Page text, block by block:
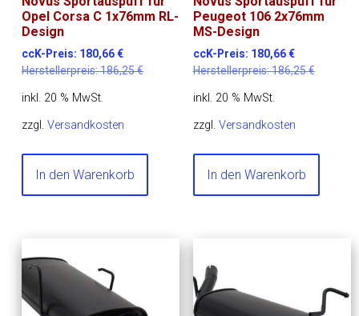
Opel Corsa C 1x76mm RL-
Design
ccK-Preis: 180,66€
Herstellerpreis:186,25€
inkl. 20 % MwSt.
zzgl.Versandkosten
In den Warenkorb
Peugeot 106 2x76mm
MS-Design
ccK-Preis: 180,66€
Herstellerpreis:186,25€
inkl. 20 % MwSt.
zzgl. Versandkosten
In den Warenkorb